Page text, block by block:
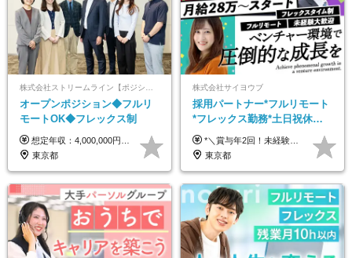
オープンポジション◆フルリ
モートOK◆フレックス制
想定年収：4,000,000円 ～ 8,000,000円 月給：288,000円 ～ 570,000円 ※ご経験・能力に応じて決定いたします。 ※上記額にはみなし残業代を含みます。 ※超過分は全額支給いたします。 ※みなし残業代 45,000円 ～ 89,050円／月 ※みなし残業時間 20時間／月 ※試用期間：3ヶ月（試用期間中の待遇に差異はありません） 【固定残業代について】 固定残業20時間分（45,000円～89,050円）を含む ※超過分は別途全額支給
東京都
株式会社サイヨウブ
採用パートナー*フルリモート
*フレックス勤務*土日祝休み*
月給28万円～*産育休取得実績
あり*年間休日120日
*＼賞与年2回！未経験から月給28万円スタート／* ★昇給年12回あり！随時昇給のチャンス ◆月給28万～40万円＋賞与年2回＋各種インセンティブ ※経験・スキルを考慮の上、決定します ※試用期間6ヶ月間あり（期間中は月給26万円～になります。その他待遇等に差異はありません） ※月給には月35時間分の固定残業代含む（月5万4800円/超過分別途支給） ※ほとんどのメンバーが残業ゼロです！フレックスタイム制のため、自分の生活に合わせて調整できます。 ＼希望性で土曜日出勤あり／ お客様より「土曜日に応募者の対応をしてほしい」という ご要望を受けた際に、応募者対応⇒求職者との メッセージのやり取りなど、対応が発生する場合があります。 ※土曜日に出勤いただく場合は ・2時間稼働：4500円 ・4時間稼働：9000円 の給与が発生。勤務時間が4時間超えることは原則ありません。 短期間で高い給与をGETできるチャンスです♪
東京都